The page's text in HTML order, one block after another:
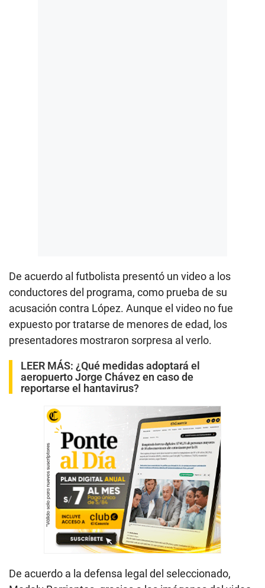
De acuerdo al futbolista presentó un video a los
conductores del programa, como prueba de su
acusación contra López. Aunque el video no fue
expuesto por tratarse de menores de edad, los
presentadores mostraron sorpresa al verlo.
LEER MÁS: ¿Qué medidas adoptará el
aeropuerto Jorge Chávez en caso de
reportarse el hantavirus?
De acuerdo a la defensa legal del seleccionado,